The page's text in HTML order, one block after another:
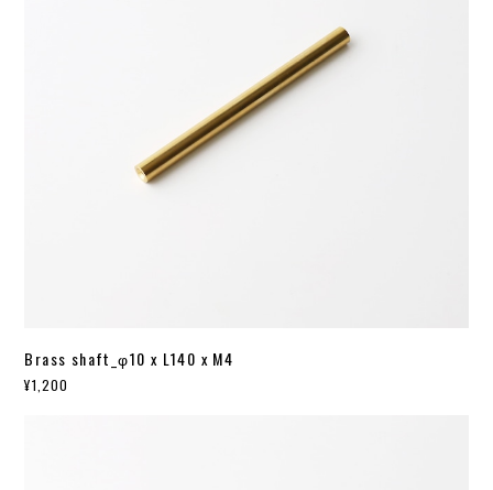
Brass shaft_φ10 x L140 x M4
¥1,200